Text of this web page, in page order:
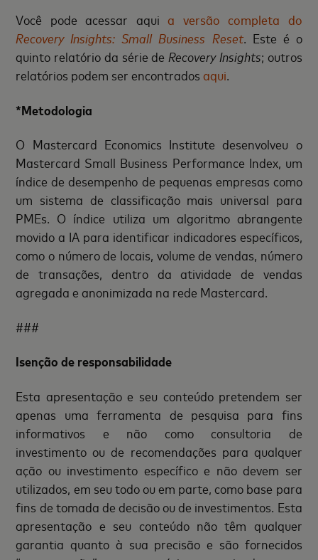
Você pode acessar aquia versão completa do
Recovery Insights: Small Business Reset. Este é o
quinto relatório da série de Recovery Insights; outros
relatórios podem ser encontradosaqui.
*Metodologia
O Mastercard Economics Institute desenvolveu o
Mastercard Small Business Performance Index, um
índice de desempenho de pequenas empresas como
um sistema de classificação mais universal para
PMEs. O índice utiliza um algoritmo abrangente
movido a IA para identificar indicadores específicos,
como o número de locais, volume de vendas, número
de transações, dentro da atividade de vendas
agregada e anonimizada na rede Mastercard.
###
Isenção de responsabilidade
Esta apresentação e seu conteúdo pretendem ser
apenas uma ferramenta de pesquisa para fins
informativos e não como consultoria de
investimento ou de recomendações para qualquer
ação ou investimento específico e não devem ser
utilizados, em seu todo ou em parte, como base para
fins de tomada de decisão ou de investimentos. Esta
apresentação e seu conteúdo não têm qualquer
garantia quanto à sua precisão e são fornecidos